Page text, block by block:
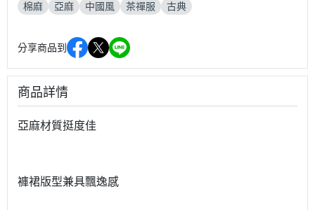
棉麻 亞麻 中國風 茶禪服 古典
分享商品到
商品詳情
亞麻材質挺度佳
褲裙版型兼具飄逸感